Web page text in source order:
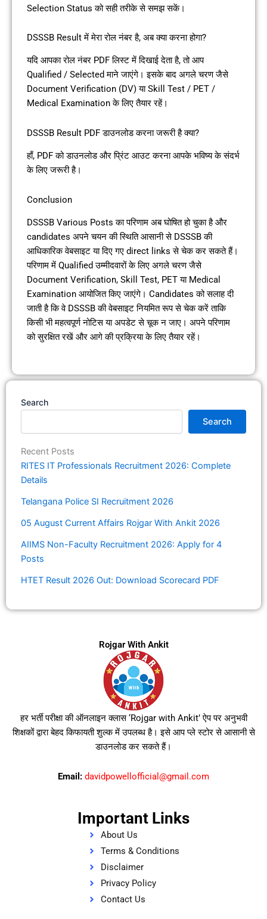
Selection Status को सही तरीके से समझ सकें।
DSSSB Result में मेरा रोल नंबर है, अब क्या करना होगा?
यदि आपका रोल नंबर PDF लिस्ट में दिखाई देता है, तो आप
Qualified / Selected माने जाएंगे। इसके बाद अगले चरण जैसे
Document Verification (DV) या Skill Test / PET /
Medical Examination के लिए तैयार रहें।
DSSSB Result PDF डाउनलोड करना जरूरी है क्या?
हाँ, PDF को डाउनलोड और प्रिंट आउट करना आपके भविष्य के संदर्भ
के लिए जरूरी है।
Conclusion
DSSSB Various Posts का परिणाम अब घोषित हो चुका है और
candidates अपने चयन की स्थिति आसानी से DSSSB की
आधिकारिक वेबसाइट या दिए गए direct links से चेक कर सकते हैं।
परिणाम में Qualified उम्मीदवारों के लिए अगले चरण जैसे
Document Verification, Skill Test, PET या Medical
Examination आयोजित किए जाएंगे। Candidates को सलाह दी
जाती है कि वे DSSSB की वेबसाइट नियमित रूप से चेक करें ताकि
किसी भी महत्वपूर्ण नोटिस या अपडेट से चूक न जाए। अपने परिणाम
को सुरक्षित रखें और आगे की प्रक्रिया के लिए तैयार रहें।
Search
Search
Recent Posts
RITES IT Professionals Recruitment 2026: Complete
Details
Telangana Police SI Recruitment 2026
05 August Current Affairs Rojgar With Ankit 2026
AIIMS Non-Faculty Recruitment 2026: Apply for 4
Posts
HTET Result 2026 Out: Download Scorecard PDF
Rojgar With Ankit
हर भर्ती परीक्षा की ऑनलाइन क्लास ‘Rojgar with Ankit’ ऐप पर अनुभवी
शिक्षकों द्वारा बेहद किफायती शुल्क में उपलब्ध है। इसे आप प्ले स्टोर से आसानी से
डाउनलोड कर सकते हैं।
Email: davidpowellofficial@gmail.com
Important Links
About Us
Terms & Conditions
Disclaimer
Privacy Policy
Contact Us